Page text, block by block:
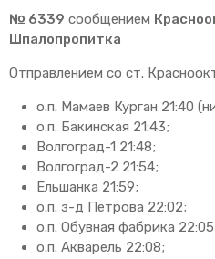
№ 6339 сообщением
Шпалопропитка
Отправлением со ст.
о.п. Мамаев Курган 21:40
о.п. Бакинская 21:43;
Волгоград-1 21:48;
Волгоград-2 21:54;
Ельшанка 21:59;
о.п. з-д Петрова 22:02;
о.п. Обувная фабрика
о.п. Акварель 22:08;